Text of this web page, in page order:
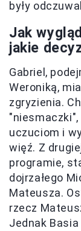
były
Jak
jakie
Gabriel,
Weroniką,
zgryzienia.
uczuciom i
więź. Z
programie,
dojrzałego
Mateusza.
rzecz
Jednak